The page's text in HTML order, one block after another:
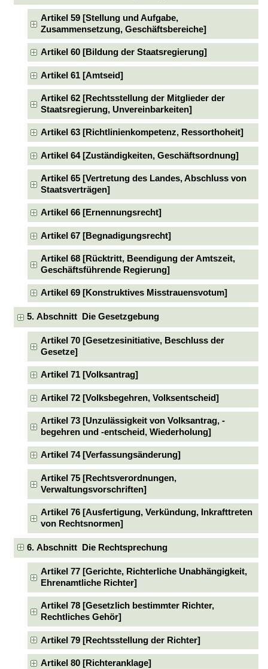
Artikel 59 [Stellung und Aufgabe,
Zusammensetzung, Geschäftsbereiche]
Artikel 60 [Bildung der Staatsregierung]
Artikel 61 [Amtseid]
Artikel 62 [Rechtsstellung der Mitglieder der
Staatsregierung, Unvereinbarkeiten]
Artikel 63 [Richtlinienkompetenz, Ressorthoheit]
Artikel 64 [Zuständigkeiten, Geschäftsordnung]
Artikel 65 [Vertretung des Landes, Abschluss von
Staatsverträgen]
Artikel 66 [Ernennungsrecht]
Artikel 67 [Begnadigungsrecht]
Artikel 68 [Rücktritt, Beendigung der Amtszeit,
Geschäftsführende Regierung]
Artikel 69 [Konstruktives Misstrauensvotum]
5. Abschnitt Die Gesetzgebung
Artikel 70 [Gesetzesinitiative, Beschluss der
Gesetze]
Artikel 71 [Volksantrag]
Artikel 72 [Volksbegehren, Volksentscheid]
Artikel 73 [Unzulässigkeit von Volksantrag, -
begehren und -entscheid, Wiederholung]
Artikel 74 [Verfassungsänderung]
Artikel 75 [Rechtsverordnungen,
Verwaltungsvorschriften]
Artikel 76 [Ausfertigung, Verkündung, Inkrafttreten
von Rechtsnormen]
6. Abschnitt Die Rechtsprechung
Artikel 77 [Gerichte, Richterliche Unabhängigkeit,
Ehrenamtliche Richter]
Artikel 78 [Gesetzlich bestimmter Richter,
Rechtliches Gehör]
Artikel 79 [Rechtsstellung der Richter]
Artikel 80 [Richteranklage]